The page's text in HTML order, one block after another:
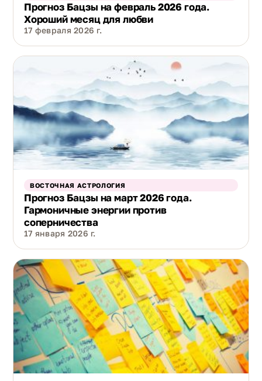
Прогноз Бацзы на февраль 2026 года.
Хороший месяц для любви
17 февраля 2026 г.
ВОСТОЧНАЯ АСТРОЛОГИЯ
Прогноз Бацзы на март 2026 года.
Гармоничные энергии против
соперничества
17 января 2026 г.